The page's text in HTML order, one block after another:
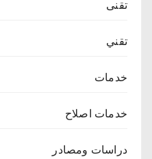
تقنى
تقني
خدمات
خدمات اصلاح
دراسات ومصادر